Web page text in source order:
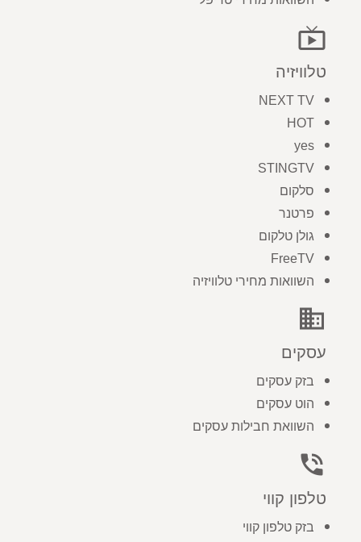
live_tv
טלוויזיה
NEXT TV
HOT
yes
STINGTV
סלקום
פרטנר
גולן טלקום
FreeTV
השוואות מחירי טלוויזיה
business
עסקים
בזק עסקים
הוט עסקים
השוואת חבילות עסקים
phone_in_talk
טלפון קווי
בזק טלפון קווי